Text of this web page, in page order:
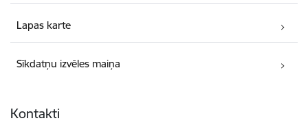
Lapas karte
Sīkdatņu izvēles maiņa
Kontakti